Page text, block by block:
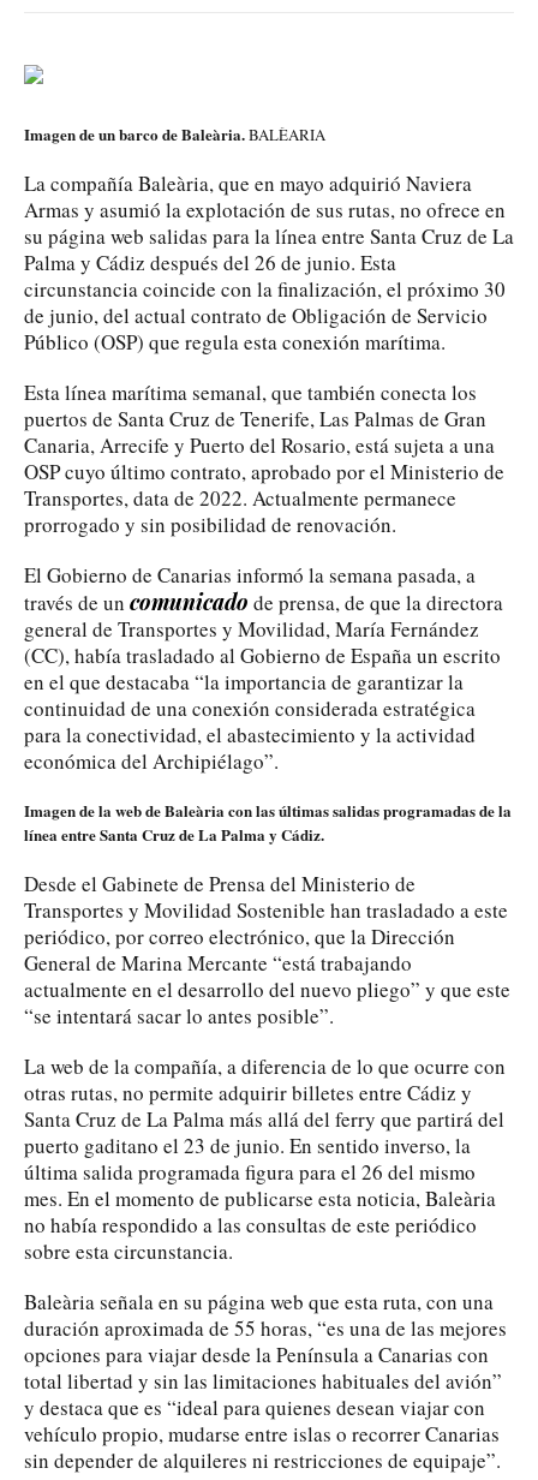
Imagen de un barco de Baleària.BALÈARIA
La compañía Baleària, que en mayo adquirió Naviera
Armas y asumió la explotación de sus rutas, no ofrece en
su página web salidas para la línea entre Santa Cruz de La
Palma y Cádiz después del 26 de junio. Esta
circunstancia coincide con la finalización, el próximo 30
de junio, del actual contrato de Obligación de Servicio
Público (OSP) que regula esta conexión marítima.
Esta línea marítima semanal, que también conecta los
puertos de Santa Cruz de Tenerife, Las Palmas de Gran
Canaria, Arrecife y Puerto del Rosario, está sujeta a una
OSP cuyo último contrato, aprobado por el Ministerio de
Transportes, data de 2022. Actualmente permanece
prorrogado y sin posibilidad de renovación.
El Gobierno de Canarias informó la semana pasada, a
través de un comunicado de prensa, de que la directora
general de Transportes y Movilidad, María Fernández
(CC), había trasladado al Gobierno de España un escrito
en el que destacaba “la importancia de garantizar la
continuidad de una conexión considerada estratégica
para la conectividad, el abastecimiento y la actividad
económica del Archipiélago”.
Imagen de la web de Baleària con las últimas salidas programadas de la
línea entre Santa Cruz de La Palma y Cádiz.
Desde el Gabinete de Prensa del Ministerio de
Transportes y Movilidad Sostenible han trasladado a este
periódico, por correo electrónico, que la Dirección
General de Marina Mercante “está trabajando
actualmente en el desarrollo del nuevo pliego” y que este
“se intentará sacar lo antes posible”.
La web de la compañía, a diferencia de lo que ocurre con
otras rutas, no permite adquirir billetes entre Cádiz y
Santa Cruz de La Palma más allá del ferry que partirá del
puerto gaditano el 23 de junio. En sentido inverso, la
última salida programada figura para el 26 del mismo
mes. En el momento de publicarse esta noticia, Baleària
no había respondido a las consultas de este periódico
sobre esta circunstancia.
Baleària señala en su página web que esta ruta, con una
duración aproximada de 55 horas, “es una de las mejores
opciones para viajar desde la Península a Canarias con
total libertad y sin las limitaciones habituales del avión”
y destaca que es “ideal para quienes desean viajar con
vehículo propio, mudarse entre islas o recorrer Canarias
sin depender de alquileres ni restricciones de equipaje”.